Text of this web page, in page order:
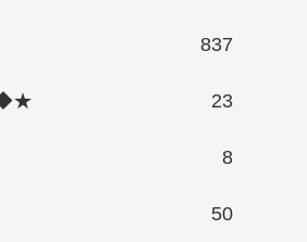
837
23
8
50